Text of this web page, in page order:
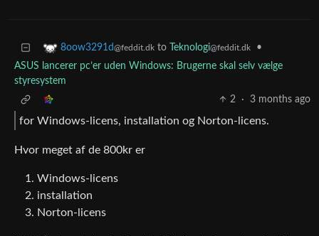
8oow3291d@feddit.dk to Teknologi@feddit.dk
•
ASUS lancerer pc’er uden Windows: Brugerne skal selv vælge
styresystem
2
· 3 months ago
for Windows-licens, installation og Norton-licens.
Hvor meget af de 800kr er
Windows-licens
installation
Norton-licens